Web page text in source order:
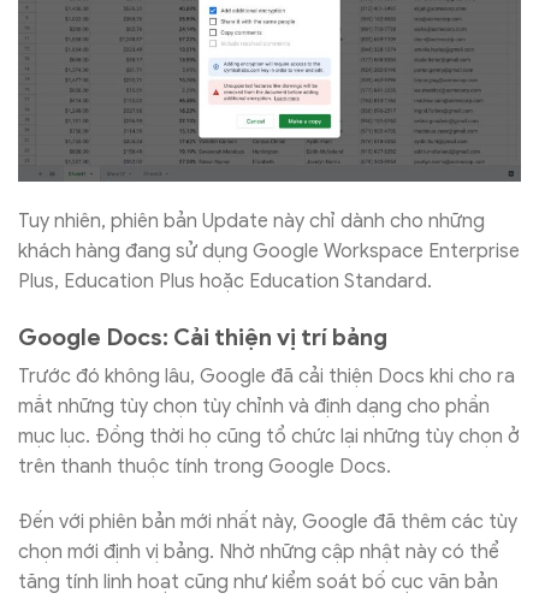
Tuy nhiên, phiên bản Update này chỉ dành cho những
khách hàng đang sử dụng Google Workspace Enterprise
Plus, Education Plus hoặc Education Standard.
Google Docs: Cải thiện vị trí bảng
Trước đó không lâu, Google đã cải thiện Docs khi cho ra
mắt những tùy chọn tùy chỉnh và định dạng cho phần
mục lục. Đồng thời họ cũng tổ chức lại những tùy chọn ở
trên thanh thuộc tính trong Google Docs.
Đến với phiên bản mới nhất này, Google đã thêm các tùy
chọn mới định vị bảng. Nhờ những cập nhật này có thể
tăng tính linh hoạt cũng như kiểm soát bố cục văn bản